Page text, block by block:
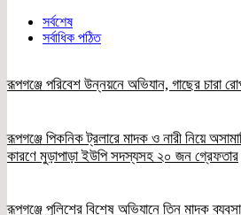
সর্বশেষ
সর্বাধিক পঠিত
রূপগঞ্জে পরিবেশ উন্নয়নে অভিযান, গাছের চারা
রূপগঞ্জে পিকনিক ট্রলারে মাদক ও নারী নিয়ে
কারণে মুড়াপাড়া ইউপি সদস্যসহ ২০ জন গ্রেফতার
রূপগঞ্জে পুলিশের বিশেষ অভিযানে তিন মাদক